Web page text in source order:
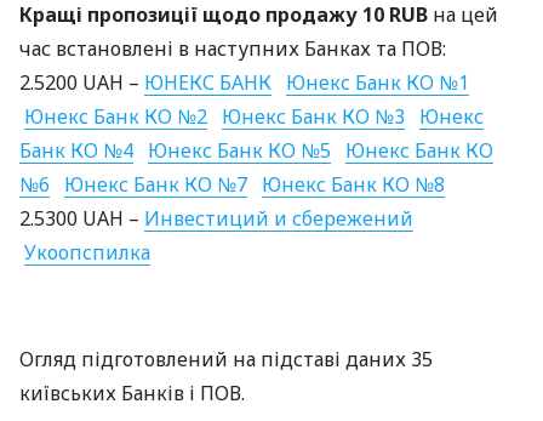
Кращі пропозиції щодо продажу 10 RUB на цей
час встановлені в наступних Банках та ПОВ:
2.5200 UAH – ЮНЕКС БАНК Юнекс Банк КО №1
Юнекс Банк КО №2 Юнекс Банк КО №3
Юнекс
Банк КО №4 Юнекс Банк КО №5 Юнекс Банк КО
№6
Юнекс Банк КО №7 Юнекс Банк КО №8
2.5300 UAH – Инвестиций и сбережений
Укоопспилка
Огляд підготовлений на підставі даних 35
київських Банків і ПОВ.